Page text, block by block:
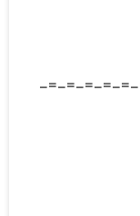
-=-=-=-=-